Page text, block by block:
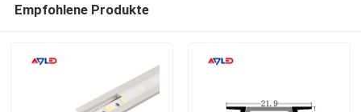
Empfohlene Produkte